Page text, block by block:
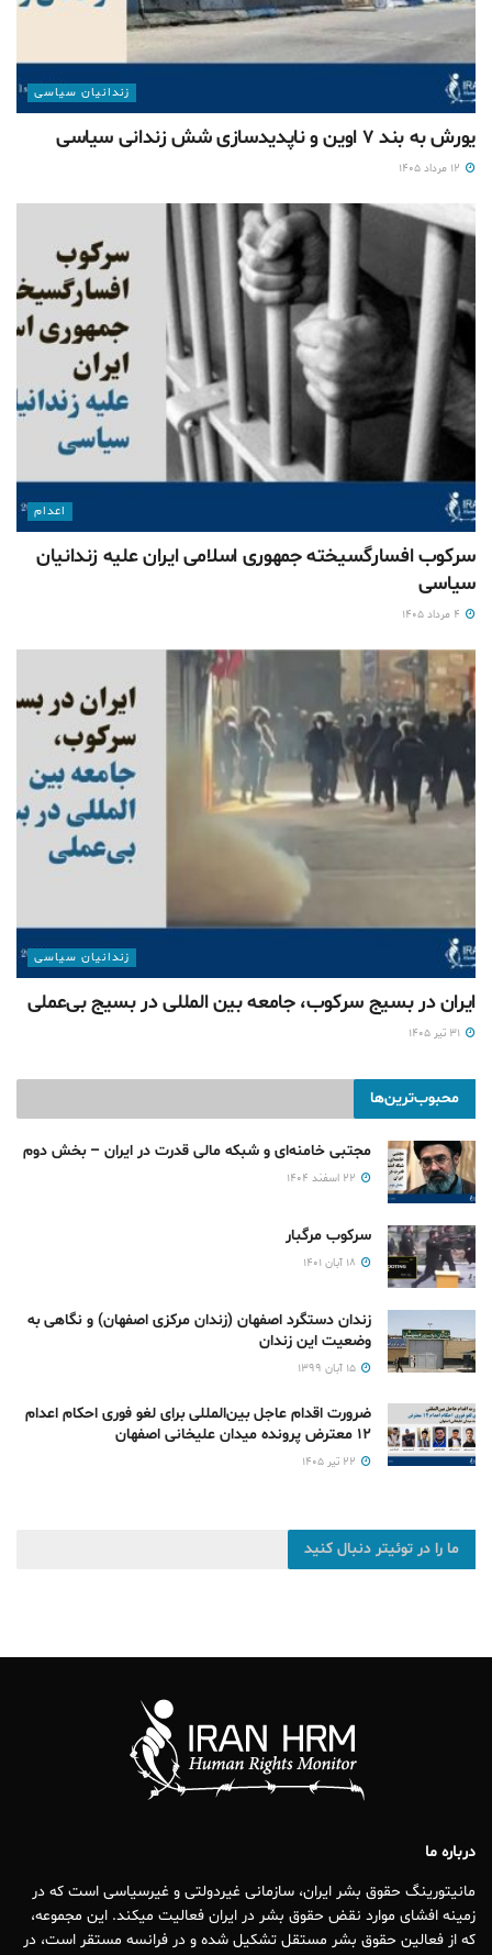
زندانیان سیاسی
یورش به بند ۷ اوین و ناپدیدسازی شش زندانی سیاسی
اعدام
سرکوب افسارگسیخته جمهوری اسلامی ایران علیه زندانیان
سیاسی
زندانیان سیاسی
ایران در بسیج سرکوب، جامعه بین المللی در بسیج بی‌‌عملی
محبوب‌ترین‌ها
مجتبی خامنه‌ای و شبکه مالی قدرت در ایران – بخش دوم
سرکوب مرگبار
زندان دستگرد اصفهان (زندان مرکزی اصفهان) و نگاهی به
وضعیت این زندان
ضرورت اقدام عاجل بین‌المللی برای لغو فوری احکام اعدام
۱۲ معترض پرونده میدان علیخانی اصفهان
ما را در توئیتر دنبال کنید
درباره ما
مانیتورینگ حقوق بشر ایران، سازمانی غیردولتی و غیرسیاسی است که در
زمینه افشای موارد نقض حقوق بشر در ایران فعالیت میکند. این مجموعه،
که از فعالین حقوق بشر مستقل تشکیل شده و در فرانسه مستقر است، در